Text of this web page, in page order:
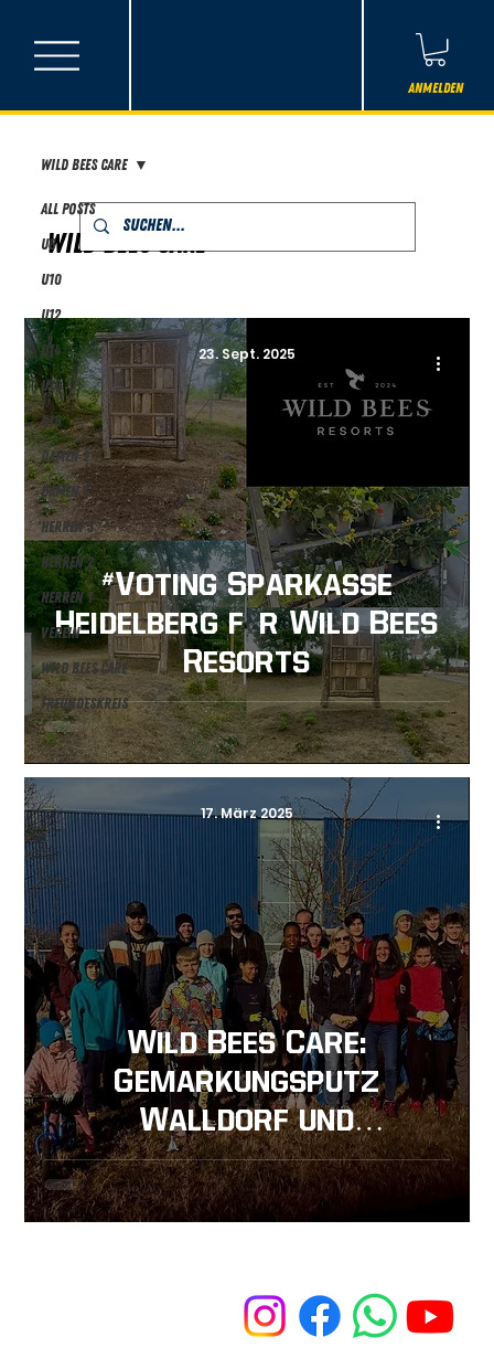
Anmelden
All Posts
U8
U10
U12
U14
U16
U18
Damen 2
Damen 1
Herren 3
Herren 2
Herren 1
Verein
Wild Bees Care
Freundeskreis
Wild Bees Care
Wild Bees Care
#Voting Sparkasse
Heidelberg für Wild Bees
Resorts
23. Sept. 2025
Wild Bees Care:
Gemarkungsputz
Walldorf und
Frühjahrsputz
Sandhausen
17. März 2025